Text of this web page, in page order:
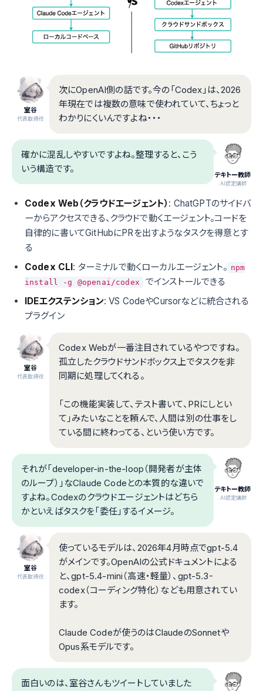
室谷
代表取締役
次にOpenAI側の話です。今の「Codex」は、2026
年現在では複数の意味で使われていて、ちょっと
わかりにくいんですよね・・・
テキトー教師
.AI認定講師
確かに混乱しやすいですよね。整理すると、こう
いう構造です。
Codex Web（クラウドエージェント） : ChatGPTのサイドバ
ーからアクセスできる、クラウドで動くエージェント。コードを
自律的に書いてGitHubにPRを出すようなタスクを得意とす
る
Codex CLI : ターミナルで動くローカルエージェント。 npm
install -g @openai/codex
でインストールできる
IDEエクステンション: VS CodeやCursorなどに統合される
プラグイン
室谷
代表取締役
Codex Webが一番注目されているやつですね。
孤立したクラウドサンドボックス上でタスクを非
同期に処理してくれる。
「この機能実装して、テスト書いて、PRにしとい
て」みたいなことを頼んで、人間は別の仕事をし
ている間に終わってる、という使い方です。
テキトー教師
.AI認定講師
それが「developer-in-the-loop（開発者が主体
のループ）」なClaude Codeとの本質的な違いで
すよね。Codexのクラウドエージェントはどちら
かといえばタスクを「委任」するイメージ。
室谷
代表取締役
使っているモデルは、2026年4月時点でgpt-5.4
がメインです。OpenAIの公式ドキュメントによる
と、gpt-5.4-mini（高速・軽量）、gpt-5.3-
codex（コーディング特化）なども用意されてい
ます。
Claude Codeが使うのはClaudeのSonnetや
Opus系モデルです。
面白いのは、室谷さんもツイートしていました